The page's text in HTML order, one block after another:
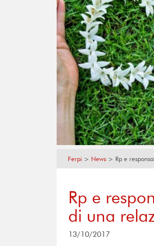
Ferpi > News > Rp e
Rp e
di una
13/10/2017